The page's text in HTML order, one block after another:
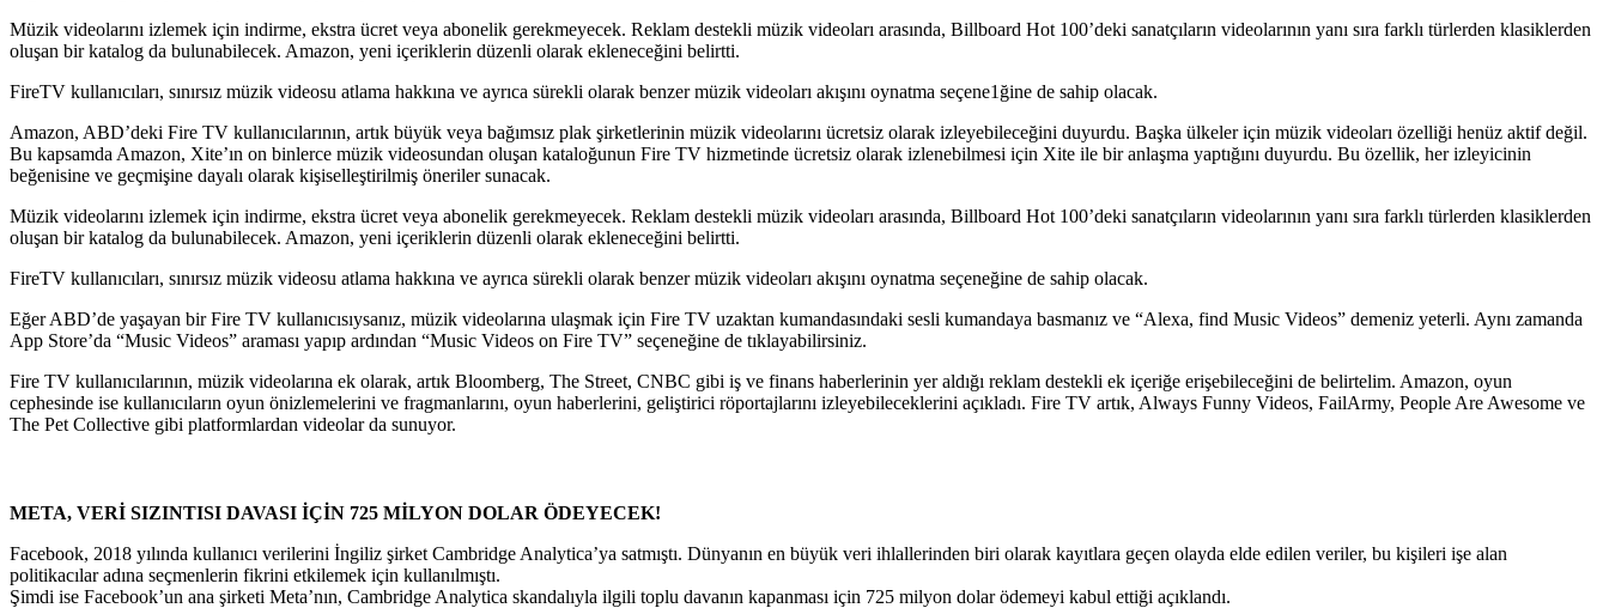
Müzik videolarını izlemek için indirme, ekstra ücret veya abonelik gerekmeyecek. Reklam destekli müzik videoları arasında, Billboard Hot 100’deki sanatçıların videolarının yanı sıra farklı türlerden klasiklerden
oluşan bir katalog da bulunabilecek. Amazon, yeni içeriklerin düzenli olarak ekleneceğini belirtti.
FireTV kullanıcıları, sınırsız müzik videosu atlama hakkına ve ayrıca sürekli olarak benzer müzik videoları akışını oynatma seçene1ğine de sahip olacak.
Amazon, ABD’deki Fire TV kullanıcılarının, artık büyük veya bağımsız plak şirketlerinin müzik videolarını ücretsiz olarak izleyebileceğini duyurdu. Başka ülkeler için müzik videoları özelliği henüz aktif değil.
Bu kapsamda Amazon, Xite’ın on binlerce müzik videosundan oluşan kataloğunun Fire TV hizmetinde ücretsiz olarak izlenebilmesi için Xite ile bir anlaşma yaptığını duyurdu. Bu özellik, her izleyicinin
beğenisine ve geçmişine dayalı olarak kişiselleştirilmiş öneriler sunacak.
Müzik videolarını izlemek için indirme, ekstra ücret veya abonelik gerekmeyecek. Reklam destekli müzik videoları arasında, Billboard Hot 100’deki sanatçıların videolarının yanı sıra farklı türlerden klasiklerden
oluşan bir katalog da bulunabilecek. Amazon, yeni içeriklerin düzenli olarak ekleneceğini belirtti.
FireTV kullanıcıları, sınırsız müzik videosu atlama hakkına ve ayrıca sürekli olarak benzer müzik videoları akışını oynatma seçeneğine de sahip olacak.
Eğer ABD’de yaşayan bir Fire TV kullanıcısıysanız, müzik videolarına ulaşmak için Fire TV uzaktan kumandasındaki sesli kumandaya basmanız ve “Alexa, find Music Videos” demeniz yeterli. Aynı zamanda
App Store’da “Music Videos” araması yapıp ardından “Music Videos on Fire TV” seçeneğine de tıklayabilirsiniz.
Fire TV kullanıcılarının, müzik videolarına ek olarak, artık Bloomberg, The Street, CNBC gibi iş ve finans haberlerinin yer aldığı reklam destekli ek içeriğe erişebileceğini de belirtelim. Amazon, oyun
cephesinde ise kullanıcıların oyun önizlemelerini ve fragmanlarını, oyun haberlerini, geliştirici röportajlarını izleyebileceklerini açıkladı. Fire TV artık, Always Funny Videos, FailArmy, People Are Awesome ve
The Pet Collective gibi platformlardan videolar da sunuyor.
META, VERİ SIZINTISI DAVASI İÇİN 725 MİLYON DOLAR ÖDEYECEK!
Facebook, 2018 yılında kullanıcı verilerini İngiliz şirket Cambridge Analytica’ya satmıştı. Dünyanın en büyük veri ihlallerinden biri olarak kayıtlara geçen olayda elde edilen veriler, bu kişileri işe alan
politikacılar adına seçmenlerin fikrini etkilemek için kullanılmıştı.
Şimdi ise Facebook’un ana şirketi Meta’nın, Cambridge Analytica skandalıyla ilgili toplu davanın kapanması için 725 milyon dolar ödemeyi kabul ettiği açıklandı.